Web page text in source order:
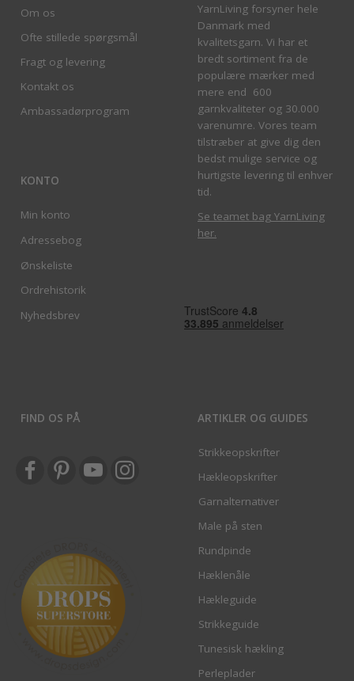
Om os
Ofte stillede spørgsmål
Fragt og levering
Kontakt os
Ambassadørprogram
KONTO
Min konto
Adressebog
Ønskeliste
Ordrehistorik
Nyhedsbrev
YarnLiving forsyner hele
Danmark med
kvalitetsgarn. Vi har et
bredt sortiment fra de
populære mærker med
mere end 600
garnkvaliteter og 30.000
varenumre. Vores team
tilstræber at give dig den
bedst mulige service og
hurtigste levering til enhver
tid.
Se teamet bag YarnLiving
her.
FIND OS PÅ ARTIKLER OG GUIDES
Strikkeopskrifter
Hækleopskrifter
Garnalternativer
Male på sten
Rundpinde
Hæklenåle
Hækleguide
Strikkeguide
Tunesisk hækling
Perleplader